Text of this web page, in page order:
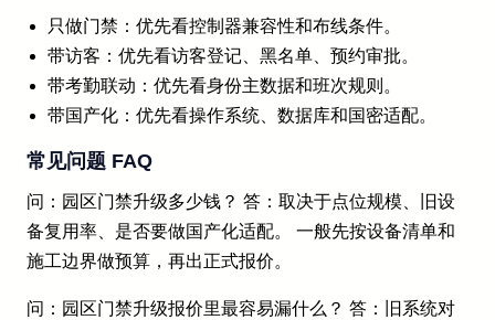
只做门禁：优先看控制器兼容性和布线条件。
带访客：优先看访客登记、黑名单、预约审批。
带考勤联动：优先看身份主数据和班次规则。
带国产化：优先看操作系统、数据库和国密适配。
常见问题 FAQ
问：园区门禁升级多少钱？ 答：取决于点位规模、旧设
备复用率、是否要做国产化适配。 一般先按设备清单和
施工边界做预算，再出正式报价。
问：园区门禁升级报价里最容易漏什么？ 答：旧系统对